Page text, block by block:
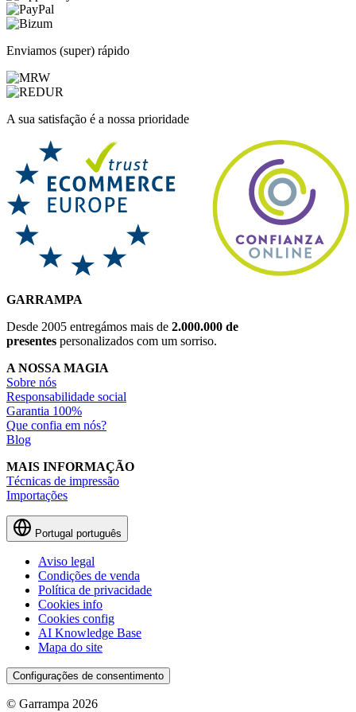
Enviamos (super) rápido
A sua satisfação é a nossa prioridade
GARRAMPA
Desde 2005 entregámos mais de 2.000.000 de
presentes personalizados com um sorriso.
A NOSSA MAGIA
Sobre nós
Responsabilidade social
Garantia 100%
Que confia em nós?
Blog
MAIS INFORMAÇÃO
Técnicas de impressão
Importações
Portugal português
Aviso legal
Condições de venda
Política de privacidade
Cookies info
Cookies config
AI Knowledge Base
Mapa do site
Configurações de consentimento
© Garrampa 2026